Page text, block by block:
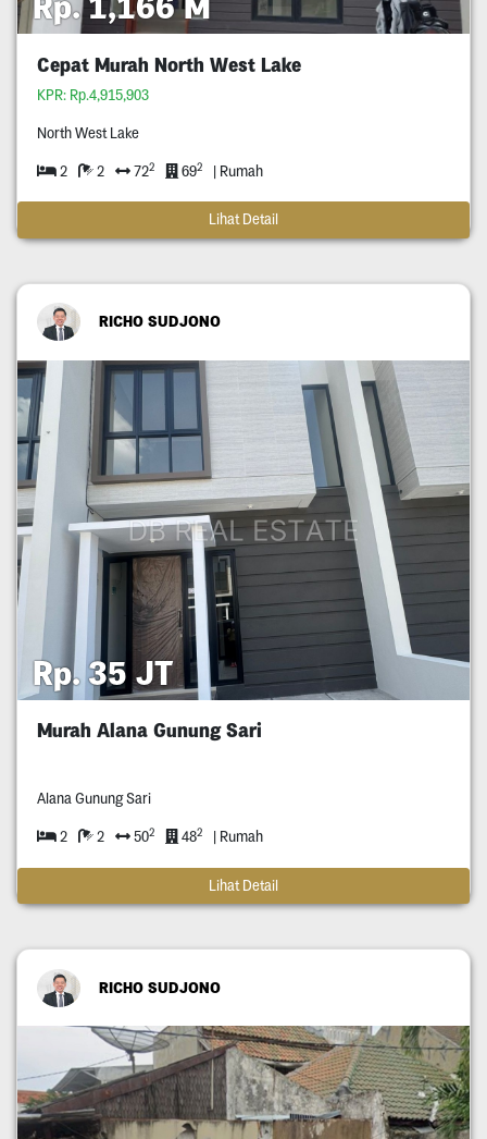
Cepat Murah North West Lake
KPR: Rp.4,915,903
North West Lake
2 2 722 692 | Rumah
Lihat Detail
RICHO SUDJONO
Rp. 35 JT
Murah Alana Gunung Sari
Alana Gunung Sari
2 2 502 482 | Rumah
Lihat Detail
RICHO SUDJONO